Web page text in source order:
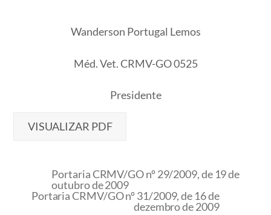
Wanderson Portugal Lemos
Méd. Vet. CRMV-GO 0525
Presidente
VISUALIZAR PDF
Portaria CRMV/GO nº 29/2009, de 19 de
outubro de 2009
Portaria CRMV/GO nº 31/2009, de 16 de
dezembro de 2009